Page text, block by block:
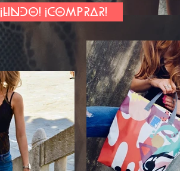
¡LINDO! ¡COMPRAR!